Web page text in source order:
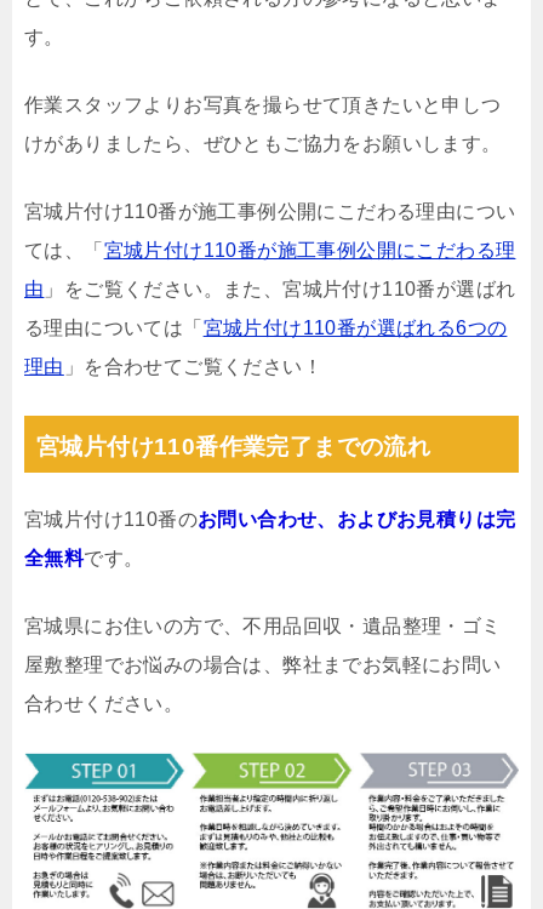
す。
作業スタッフよりお写真を撮らせて頂きたいと申しつ
けがありましたら、ぜひともご協力をお願いします。
宮城片付け110番が施工事例公開にこだわる理由につい
ては、「 宮城片付け110番が施工事例公開にこだわる理
由 」をご覧ください。また、宮城片付け110番が選ばれ
る理由については「 宮城片付け110番が選ばれる6つの
理由 」を合わせてご覧ください！
宮城片付け110番作業完了までの流れ
宮城片付け110番のお問い合わせ、およびお見積りは完
全無料です。
宮城県にお住いの方で、不用品回収・遺品整理・ゴミ
屋敷整理でお悩みの場合は、弊社までお気軽にお問い
合わせください。